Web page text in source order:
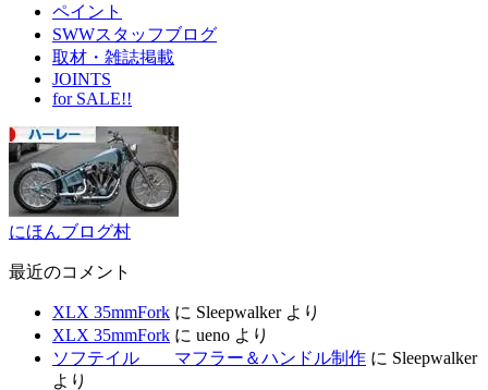
ペイント
SWWスタッフブログ
取材・雑誌掲載
JOINTS
for SALE!!
にほんブログ村
最近のコメント
XLX 35mmFork に Sleepwalkerより
XLX 35mmFork に ueno より
ソフテイル マフラー＆ハンドル制作 に Sleepwalker
より